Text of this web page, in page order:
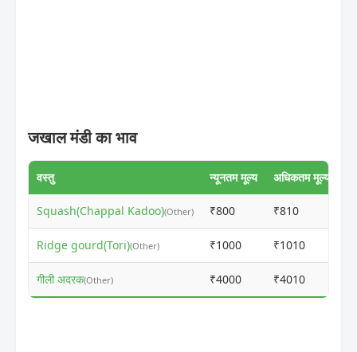
जखाल मंडी का भाव
वस्तु न्यूनतम मूल्य अधिकतम मूल्य
Squash(Chappal Kadoo)(Other) ₹800 ₹810
Ridge gourd(Tori)(Other) ₹1000 ₹1010
गीली अदरक(Other) ₹4000 ₹4010